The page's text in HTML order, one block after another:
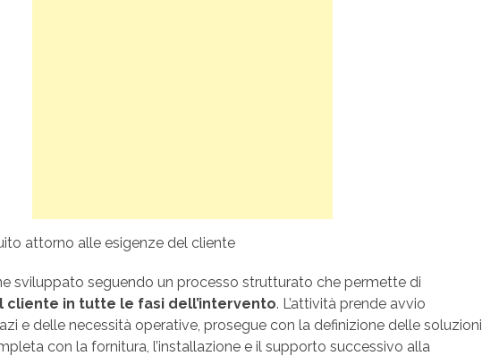
attorno alle esigenze del cliente
sviluppato seguendo un processo strutturato che permette di
cliente in tutte le fasi dell’intervento. L’attività prende avvio
e delle necessità operative, prosegue con la definizione delle soluzioni
con la fornitura, l’installazione e il supporto successivo alla